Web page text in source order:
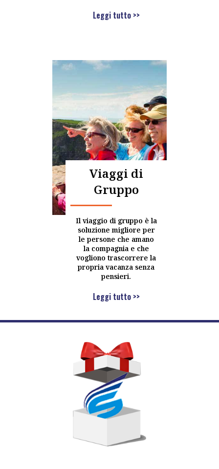
Leggi tutto >>
Viaggi di
Gruppo
Il viaggio di gruppo è la
soluzione migliore per
le persone che amano
la compagnia e che
vogliono trascorrere la
propria vacanza senza
pensieri.
Leggi tutto >>